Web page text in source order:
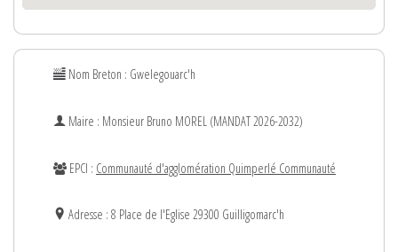
Nom Breton : Gwelegouarc'h
Maire : Monsieur Bruno MOREL (MANDAT 2026-2032)
EPCI : Communauté d'agglomération Quimperlé Communauté
Adresse : 8 Place de l'Eglise 29300 Guilligomarc'h